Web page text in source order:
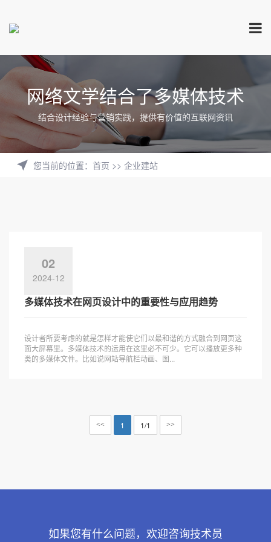
网络文学结合了多媒体技术
结合设计经验与营销实践，提供有价值的互联网资讯
您当前的位置： 首页 >> 企业建站
02
2024-12
多媒体技术在网页设计中的重要性与应用趋势
设计者所要考虑的就是怎样才能使它们以最和谐的方式融合到网页这
面大屏幕里。多媒体技术的运用在这里必不可少。它可以播放更多种
类的多媒体文件。比如说网站导航栏动画、图...
<< 1 1/1 >>
如果您有什么问题，欢迎咨询技术员